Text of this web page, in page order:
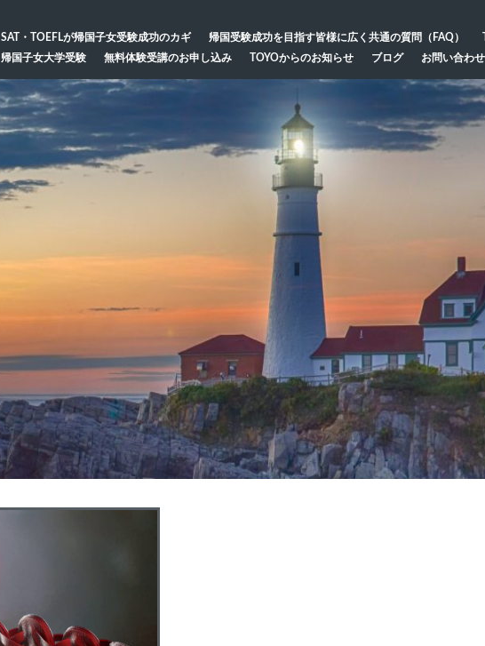
SAT・TOEFLが帰国子女受験成功のカギ 帰国受験成功を目指す皆様に広く共通の質問（FAQ）
帰国子女大学受験
無料体験受講のお申し込み TOYOからのお知らせ ブログ お問い合わせ